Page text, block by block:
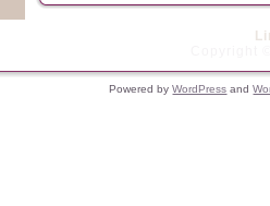
Powered byWordPress and